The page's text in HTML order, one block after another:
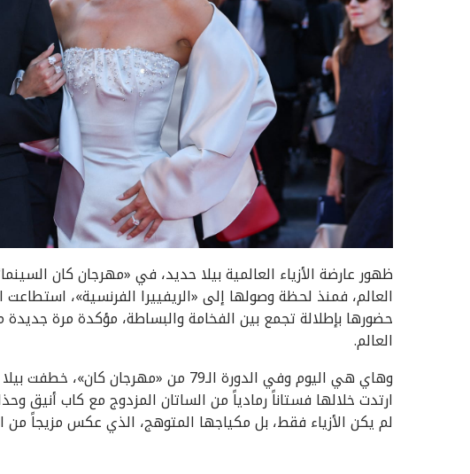
ظهور عارضة الأزياء العالمية بيلا حديد، في «مهرجان كان
العالم، فمنذ لحظة وصولها إلى «الريفييرا الفرنسية»،
حضورها بإطلالة تجمع بين الفخامة والبساطة، مؤكدة مرة جديدة
العالم.
وهاي هي اليوم وفي الدورة الـ79 من
ارتدت خلالها فستاناً رمادياً من الساتان المزدوج مع كاب أنيق
لم يكن الأزياء فقط، بل مكياجها المتوهج، الذي عكس مزيجاً من